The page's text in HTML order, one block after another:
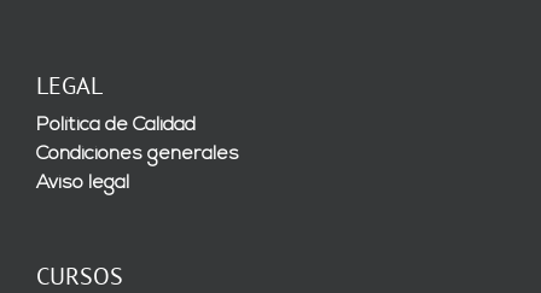
LEGAL
Política de Calidad
Condiciones generales
Aviso legal
CURSOS